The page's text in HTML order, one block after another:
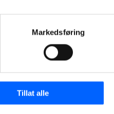
Markedsføring
Tillat alle
asfaltvirksomheten
2025-11-25 08:00
NCC markerer
gang – tydelig
Onsdag 3.
NCC arbeidet på alle